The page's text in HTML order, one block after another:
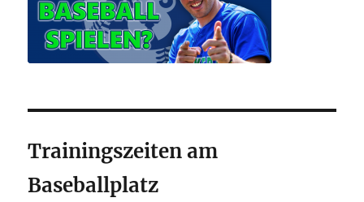
Trainingszeiten am
Baseballplatz